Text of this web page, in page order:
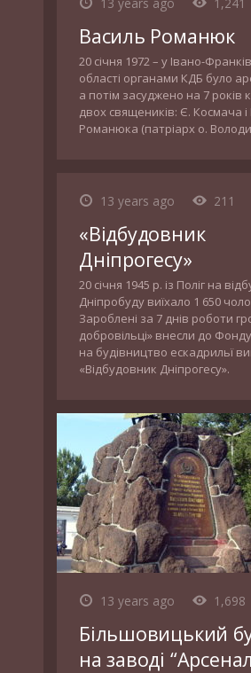
Василь Романюк
20 січня 1972 – у Івано-
області органами КДБ було
а потім засуджено на 7 років
двох священиків: Є. Космача і
Романюка (патріарх о.
13 years ago 211
«Відбудовник
Дніпрогесу»
20 січня 1945 р. із Поліг на
Дніпробуду виїхало 1 650
Зароблені за 7 днів роботи
добровільці» внесли до
на будівництво ескадрильї
«Відбудовник Дніпрогесу».
13 years ago 1,698
Більшовицький
на заводі